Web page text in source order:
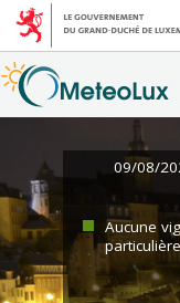
09/08/
Aucune
particulière